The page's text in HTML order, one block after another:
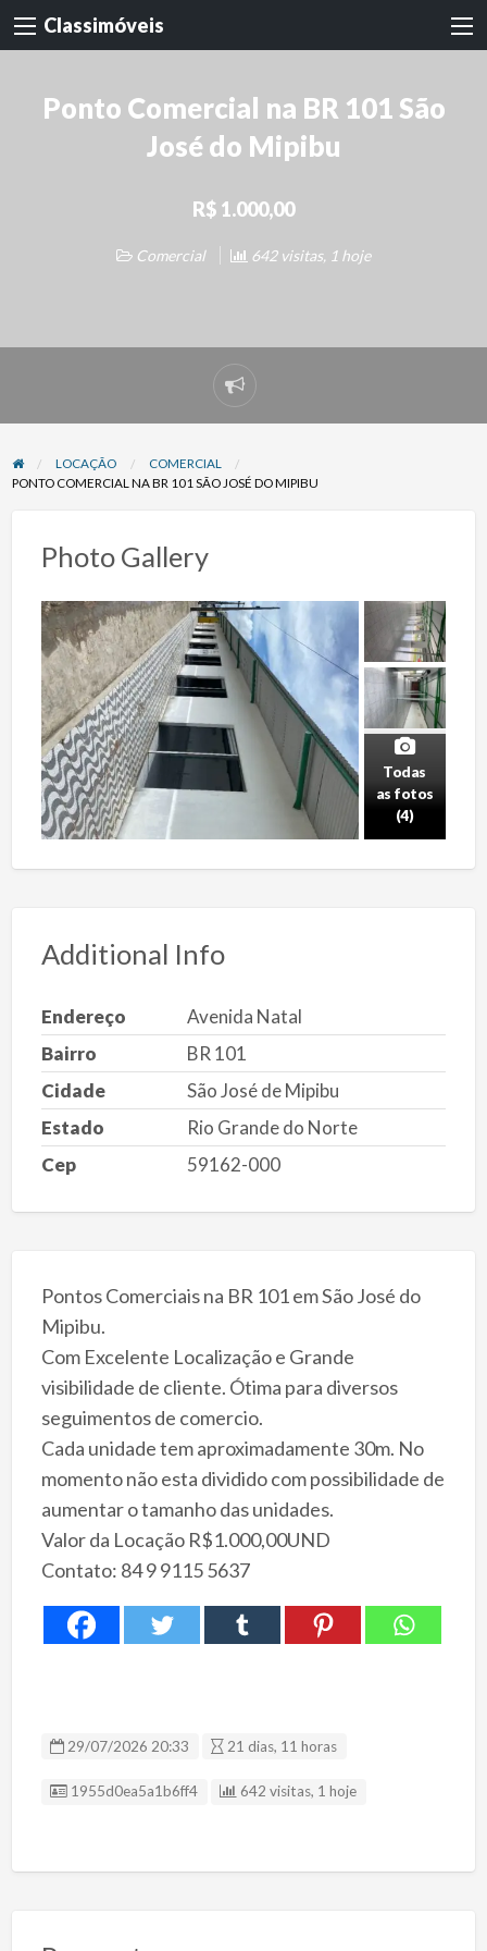
Classimóveis
Ponto Comercial na BR 101 São
José do Mipibu
R$ 1.000,00
Comercial 642 visitas, 1 hoje
Denunciar
problema
LOCAÇÃO
COMERCIAL
PONTO COMERCIAL NA BR 101 SÃO JOSÉ DO MIPIBU
Photo Gallery
Todas
as fotos
(4)
Additional Info
Endereço
Avenida Natal
Bairro
BR 101
Cidade
São José de Mipibu
Estado
Rio Grande do Norte
Cep
59162-000
Pontos Comerciais na BR 101 em São José do
Mipibu.
Com Excelente Localização e Grande
visibilidade de cliente. Ótima para diversos
seguimentos de comercio.
Cada unidade tem aproximadamente 30m. No
momento não esta dividido com possibilidade de
aumentar o tamanho das unidades.
Valor da Locação R$1.000,00UND
Contato: 84 9 9115 5637
29/07/2026 20:33 21 dias, 11 horas
ID Anúncio
1955d0ea5a1b6ff4 642 visitas, 1 hoje